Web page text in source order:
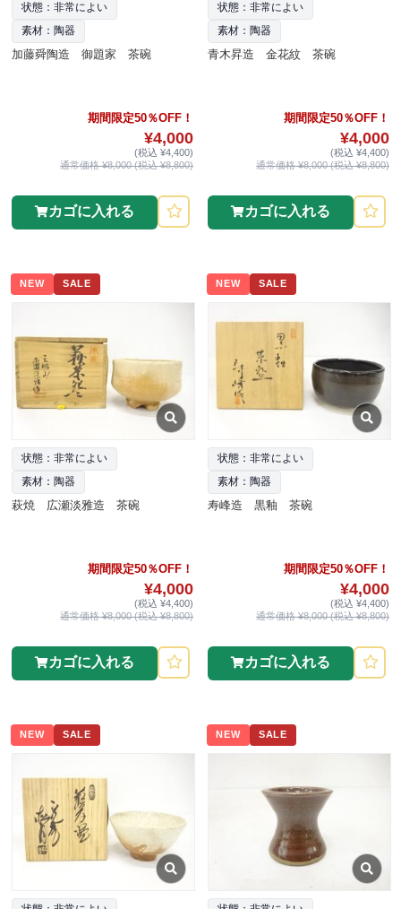
状態：非常によい
素材：陶器
加藤舜陶造 御題家 茶碗
期間限定50％OFF！
¥4,000
(税込 ¥4,400)
通常価格 ¥8,000 (税込 ¥8,800)
カゴに入れる
状態：非常によい
素材：陶器
青木昇造 金花紋 茶碗
期間限定50％OFF！
¥4,000
(税込 ¥4,400)
通常価格 ¥8,000 (税込 ¥8,800)
カゴに入れる
NEW SALE
状態：非常によい
素材：陶器
萩焼 広瀬淡雅造 茶碗
期間限定50％OFF！
¥4,000
(税込 ¥4,400)
通常価格 ¥8,000 (税込 ¥8,800)
カゴに入れる
NEW SALE
状態：非常によい
素材：陶器
寿峰造 黒釉 茶碗
期間限定50％OFF！
¥4,000
(税込 ¥4,400)
通常価格 ¥8,000 (税込 ¥8,800)
カゴに入れる
NEW SALE NEW SALE